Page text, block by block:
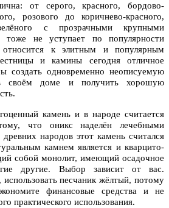
от серого, красного, бордово-
розового до коричнево-красного,
зелёного с прозрачными крупными
тоже не уступает по популярности
к элитным и популярным
и камины сегодня отличное
создать одновременно неописуемую
своём доме и получить хорошую
камень и в народе считается
что оникс наделён лечебными
народов этот камень считался
камнем является и кварцито-
собой монолит, имеющий осадочное
другие. Выбор зависит от вас.
использовать песчаник жёлтый, потому
финансовые средства и не
практического использования.